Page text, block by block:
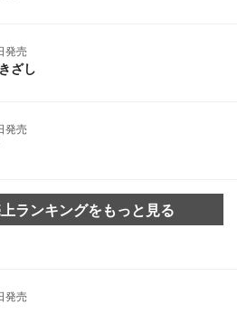
発売
ざし
発売
ランキングをもっと見る
発売